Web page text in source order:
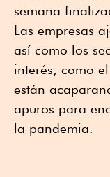
semana
Las empresas
así como los
interés, como
están
apuros para
la pandemia.